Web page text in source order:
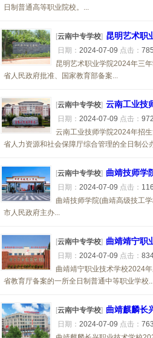
日制普通高等职业院校。...
[云南中专学校] 昆明艺术职
日期： 2024-07-09 点击： 785
昆明艺术职业学院2024年三
省人民政府批准、国家教育部备案...
[云南中专学校] 云南工业技
日期： 2024-07-09 点击： 972
云南工业技师学院2024年招
省人力资源和社会保障厅综合管理的全日制公
[云南中专学校] 曲靖技师学
日期： 2024-07-09 点击：
曲靖技师学院(曲靖高级技工
市人民政府主办...
[云南中专学校] 曲靖靖宁职
日期： 2024-07-09 点击：
曲靖靖宁职业技术学校2024
省教育厅备案的一所全日制普通中等职业学校
[云南中专学校] 曲靖麒麟长
日期： 2024-07-09 点击： 763